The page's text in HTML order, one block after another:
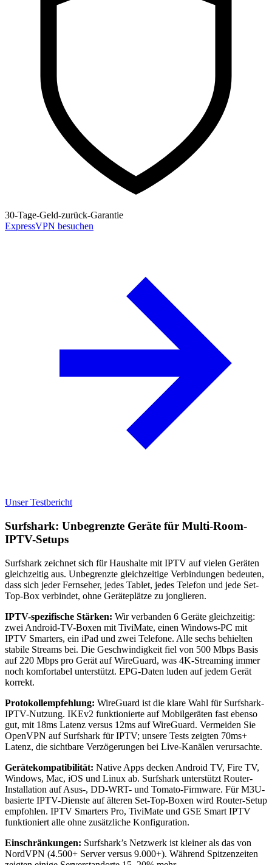
30-Tage-Geld-zurück-Garantie
ExpressVPN besuchen
Unser Testbericht
Surfshark: Unbegrenzte Geräte für Multi-Room-
IPTV-Setups
Surfshark zeichnet sich für Haushalte mit IPTV auf vielen Geräten
gleichzeitig aus. Unbegrenzte gleichzeitige Verbindungen bedeuten,
dass sich jeder Fernseher, jedes Tablet, jedes Telefon und jede Set-
Top-Box verbindet, ohne Geräteplätze zu jonglieren.
IPTV-spezifische Stärken: Wir verbanden 6 Geräte gleichzeitig:
zwei Android-TV-Boxen mit TiviMate, einen Windows-PC mit
IPTV Smarters, ein iPad und zwei Telefone. Alle sechs behielten
stabile Streams bei. Die Geschwindigkeit fiel von 500 Mbps Basis
auf 220 Mbps pro Gerät auf WireGuard, was 4K-Streaming immer
noch komfortabel unterstützt. EPG-Daten luden auf jedem Gerät
korrekt.
Protokollempfehlung: WireGuard ist die klare Wahl für Surfshark-
IPTV-Nutzung. IKEv2 funktionierte auf Mobilgeräten fast ebenso
gut, mit 18ms Latenz versus 12ms auf WireGuard. Vermeiden Sie
OpenVPN auf Surfshark für IPTV; unsere Tests zeigten 70ms+
Latenz, die sichtbare Verzögerungen bei Live-Kanälen verursachte.
Gerätekompatibilität: Native Apps decken Android TV, Fire TV,
Windows, Mac, iOS und Linux ab. Surfshark unterstützt Router-
Installation auf Asus-, DD-WRT- und Tomato-Firmware. Für M3U-
basierte IPTV-Dienste auf älteren Set-Top-Boxen wird Router-Setup
empfohlen. IPTV Smarters Pro, TiviMate und GSE Smart IPTV
funktioniert alle ohne zusätzliche Konfiguration.
Einschränkungen: Surfshark’s Netzwerk ist kleiner als das von
NordVPN (4.500+ Server versus 9.000+). Während Spitzenzeiten